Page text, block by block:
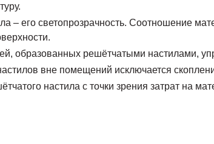
– его светопрозрачность. Соотношение
образованных решётчатыми настилами,
вне помещений исключается
настила с точки зрения затрат на